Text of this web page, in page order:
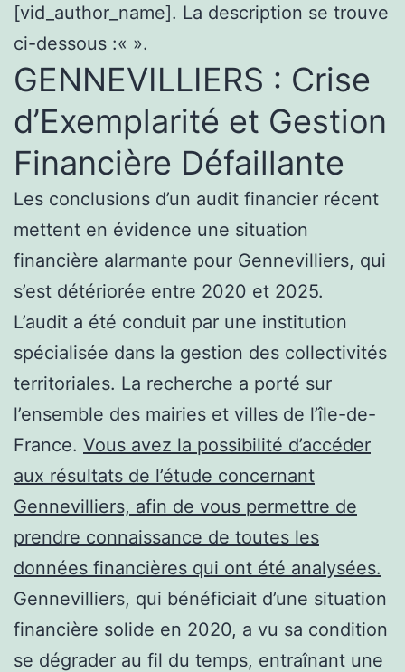
[vid_author_name]. La description se trouve
ci-dessous :« ».
GENNEVILLIERS : Crise
d’Exemplarité et Gestion
Financière Défaillante
Les conclusions d’un audit financier récent
mettent en évidence une situation
financière alarmante pour Gennevilliers, qui
s’est détériorée entre 2020 et 2025.
L’audit a été conduit par une institution
spécialisée dans la gestion des collectivités
territoriales. La recherche a porté sur
l’ensemble des mairies et villes de l’île-de-
France. Vous avez la possibilité d’accéder
aux résultats de l’étude concernant
Gennevilliers, afin de vous permettre de
prendre connaissance de toutes les
données financières qui ont été analysées.
Gennevilliers, qui bénéficiait d’une situation
financière solide en 2020, a vu sa condition
se dégrader au fil du temps, entraînant une